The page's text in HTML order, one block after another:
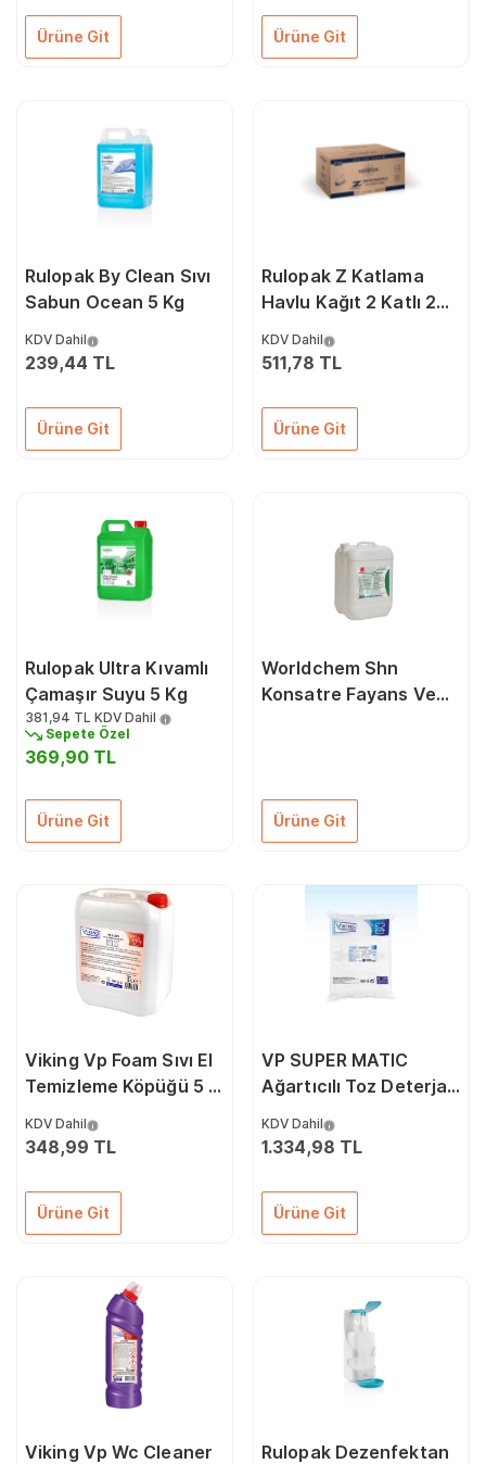
Ürüne Git Ürüne Git
Rulopak By Clean Sıvı
Sabun Ocean 5 Kg
KDV Dahil
239,44 TL
Ürüne Git
Rulopak Z Katlama
Havlu Kağıt 2 Katlı 200
KDV Dahil
511,78 TL
Ürüne Git
Rulopak Ultra Kıvamlı
Çamaşır Suyu 5 Kg
381,94 TL KDV Dahil
Sepete Özel
369,90 TL
Ürüne Git
Worldchem Shn
Konsatre Fayans Ve
Ürüne Git
Viking Vp Foam Sıvı El
Temizleme Köpüğü 5 L
KDV Dahil
348,99 TL
Ürüne Git
VP SUPER MATIC
Ağartıcılı Toz Deterjan
KDV Dahil
1.334,98 TL
Ürüne Git
Viking Vp Wc Cleaner Rulopak Dezenfektan